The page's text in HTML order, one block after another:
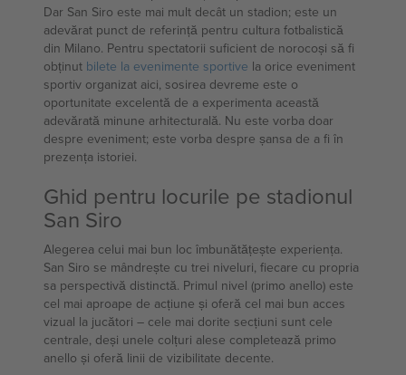
Dar San Siro este mai mult decât un stadion; este un
adevărat punct de referință pentru cultura fotbalistică
din Milano. Pentru spectatorii suficient de norocoși să fi
obținut bilete la evenimente sportive la orice eveniment
sportiv organizat aici, sosirea devreme este o
oportunitate excelentă de a experimenta această
adevărată minune arhitecturală. Nu este vorba doar
despre eveniment; este vorba despre șansa de a fi în
prezența istoriei.
Ghid pentru locurile pe stadionul
San Siro
Alegerea celui mai bun loc îmbunătățește experiența.
San Siro se mândrește cu trei niveluri, fiecare cu propria
sa perspectivă distinctă. Primul nivel (primo anello) este
cel mai aproape de acțiune și oferă cel mai bun acces
vizual la jucători – cele mai dorite secțiuni sunt cele
centrale, deși unele colțuri alese completează primo
anello și oferă linii de vizibilitate decente.